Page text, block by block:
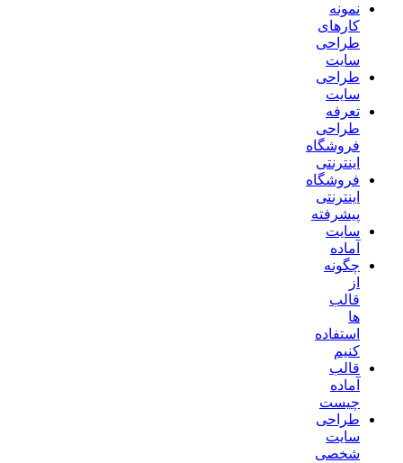
نمونه
کارهای
طراحی
سایت
طراحی
سایت
تعرفه
طراحی
فروشگاه
اینترنتی
فروشگاه
اینترنتی
پیشرفته
سایت
آماده
چگونه
از
قالب
ها
استفاده
کنیم
قالب
آماده
چیست
طراحی
سایت
شخصی